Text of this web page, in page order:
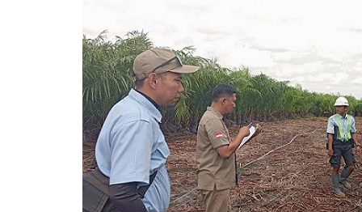
Pemkab Pulpis
Pemkab Katingan
Pemkab Kobar
Pemkab Kotim
Pemkab Lamandau
Pemkab Seruyan
Pemkab Sukamara
DPRD Kobar
DPRD Kotim
DPRD Lamandau
DPRD Pulang Pisau
DPRD Seruyan
DPRD Sukamara